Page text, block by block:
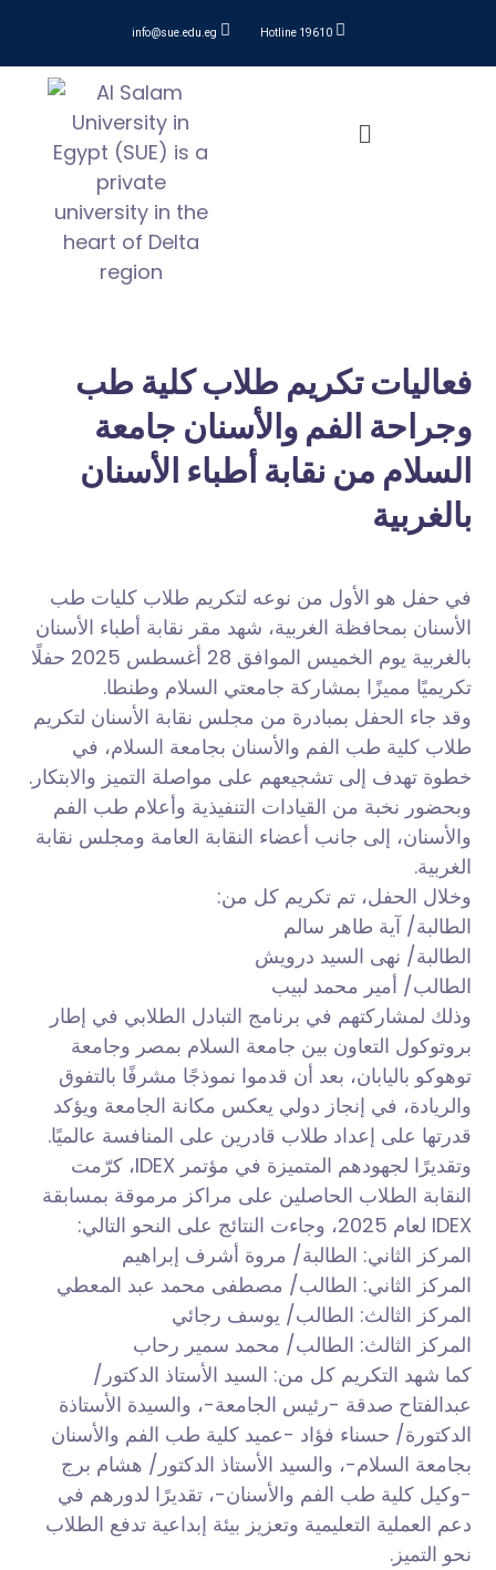
info@sue.edu.eg Hotline 19610
فعاليات تكريم طلاب كلية طب
وجراحة الفم والأسنان جامعة
السلام من نقابة أطباء الأسنان
بالغربية
في حفل هو الأول من نوعه لتكريم طلاب كليات طب
الأسنان بمحافظة الغربية، شهد مقر نقابة أطباء الأسنان
بالغربية يوم الخميس الموافق 28 أغسطس 2025 حفلًا
تكريميًا مميزًا بمشاركة جامعتي السلام وطنطا.
وقد جاء الحفل بمبادرة من مجلس نقابة الأسنان لتكريم
طلاب كلية طب الفم والأسنان بجامعة السلام، في
خطوة تهدف إلى تشجيعهم على مواصلة التميز والابتكار.
وبحضور نخبة من القيادات التنفيذية وأعلام طب الفم
والأسنان، إلى جانب أعضاء النقابة العامة ومجلس نقابة
الغربية.
وخلال الحفل، تم تكريم كل من:
الطالبة/ آية طاهر سالم
الطالبة/ نهى السيد درويش
الطالب/ أمير محمد لبيب
وذلك لمشاركتهم في برنامج التبادل الطلابي في إطار
بروتوكول التعاون بين جامعة السلام بمصر وجامعة
توهوكو باليابان، بعد أن قدموا نموذجًا مشرفًا بالتفوق
والريادة، في إنجاز دولي يعكس مكانة الجامعة ويؤكد
قدرتها على إعداد طلاب قادرين على المنافسة عالميًا.
وتقديرًا لجهودهم المتميزة في مؤتمر IDEX، كرّمت
النقابة الطلاب الحاصلين على مراكز مرموقة بمسابقة
IDEX لعام 2025، وجاءت النتائج على النحو التالي:
المركز الثاني: الطالبة/ مروة أشرف إبراهيم
المركز الثاني: الطالب/ مصطفى محمد عبد المعطي
المركز الثالث: الطالب/ يوسف رجائي
المركز الثالث: الطالب/ محمد سمير رحاب
كما شهد التكريم كل من: السيد الأستاذ الدكتور/
عبدالفتاح صدقة -رئيس الجامعة-، والسيدة الأستاذة
الدكتورة/ حسناء فؤاد -عميد كلية طب الفم والأسنان
بجامعة السلام-، والسيد الأستاذ الدكتور/ هشام برج
-وكيل كلية طب الفم والأسنان-، تقديرًا لدورهم في
دعم العملية التعليمية وتعزيز بيئة إبداعية تدفع الطلاب
نحو التميز.